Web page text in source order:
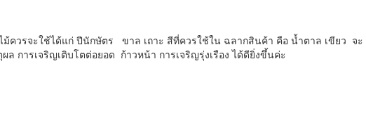
ม้ควรจะใช้ได้แก่ ปีนักษัตร ขาล เถาะ สีที่ควรใช้ใน ฉลากสินค้า คือ น้ำตาล เขียว จะ
ล การเจริญเติบโตต่อยอด ก้าวหน้า การเจริญรุ่งเรือง ได้ดียิ่งขึ้นค่ะ